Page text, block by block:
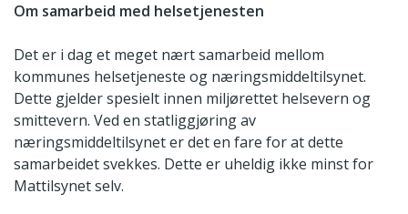
Om samarbeid med helsetjenesten
Det er i dag et meget nært samarbeid mellom
kommunes helsetjeneste og næringsmiddeltilsynet.
Dette gjelder spesielt innen miljørettet helsevern og
smittevern. Ved en statliggjøring av
næringsmiddeltilsynet er det en fare for at dette
samarbeidet svekkes. Dette er uheldig ikke minst for
Mattilsynet selv.